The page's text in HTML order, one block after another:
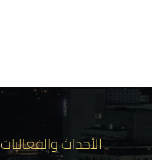
الأحداث والفعاليات